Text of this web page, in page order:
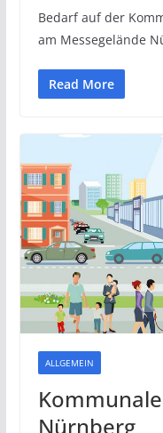
Bedarf auf der
am Messegelände
Read More
ALLGEMEIN
Nürnberg